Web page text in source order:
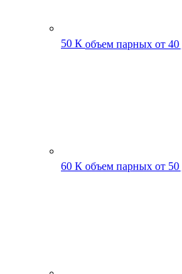
50 К объем парных от
60 К объем парных от